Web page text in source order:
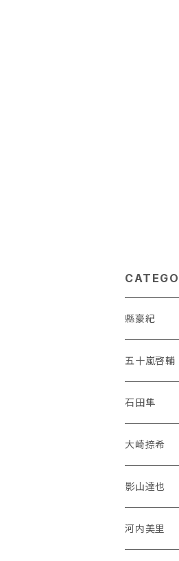
縣豪紀
五十嵐啓輔
石田隼
大崎捺希
影山達也
河内美里